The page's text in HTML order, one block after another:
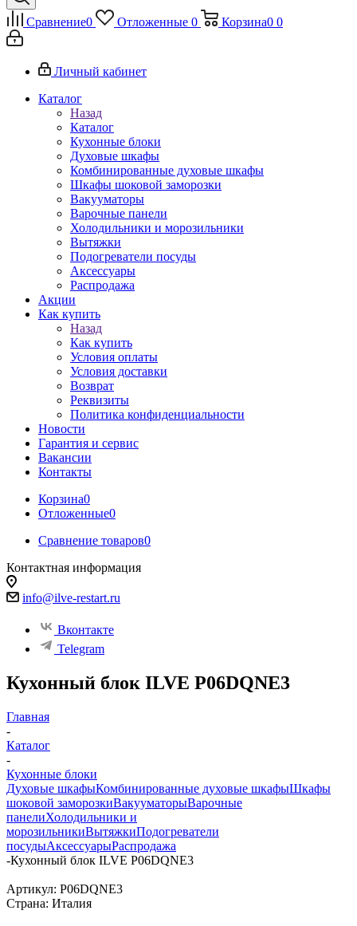
Сравнение0 Отложенные 0 Корзина0 0
Личный кабинет
Каталог
Назад
Каталог
Кухонные блоки
Духовые шкафы
Комбинированные духовые шкафы
Шкафы шоковой заморозки
Вакууматоры
Варочные панели
Холодильники и морозильники
Вытяжки
Подогреватели посуды
Аксессуары
Распродажа
Акции
Как купить
Назад
Как купить
Условия оплаты
Условия доставки
Возврат
Реквизиты
Политика конфиденциальности
Новости
Гарантия и сервис
Вакансии
Контакты
Корзина0
Отложенные0
Сравнение товаров0
Контактная информация
info@ilve-restart.ru
Вконтакте
Telegram
Кухонный блок ILVE P06DQNE3
Главная
-
Каталог
-
Кухонные блоки
Духовые шкафыКомбинированные духовые шкафыШкафы
шоковой заморозкиВакууматорыВарочные
панелиХолодильники и
морозильникиВытяжкиПодогреватели
посудыАксессуарыРаспродажа
-Кухонный блок ILVE P06DQNE3
Артикул: P06DQNE3
Страна: Италия